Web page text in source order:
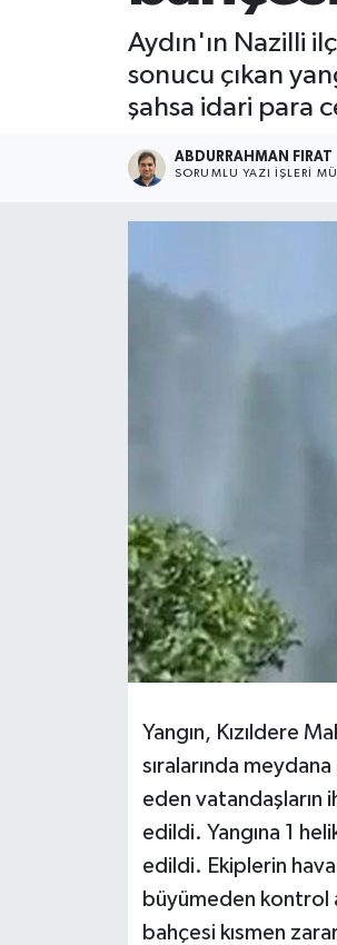
Aydın'ın Nazilli
sonucu çıkan
şahsa idari para
ABDURRAHMAN FIRAT
SORUMLU YAZI İŞLERI
Yangın, Kızıldere
sıralarında
eden vatandaşların
edildi. Yangına 1
edildi. Ekiplerin
büyümeden kontrol
bahçesi kısmen
Haber Arşivi